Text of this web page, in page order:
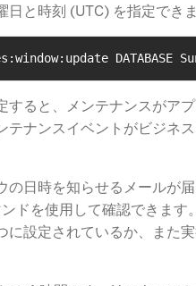
日と時刻 (UTC) を指定でき
DATABASE
すると、メンテナンスがア
テナンスイベントがビジネ
の日時を知らせるメールが
ンドを使用して確認できま
に設定されているか、また